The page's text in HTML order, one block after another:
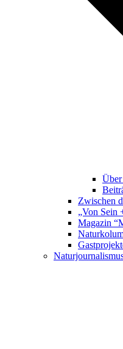
Über
Zwischen
„Von Sein
Magazin